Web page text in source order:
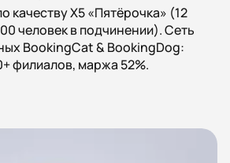
качеству X5 «Пятёрочка» (12
человек в подчинении). Сеть
BookingCat & BookingDog:
филиалов, маржа 52%.